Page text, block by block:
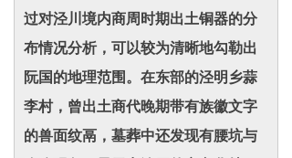
过对泾川境内商周时期出土铜器的分
布情况分析，可以较为清晰地勾勒出
阮国的地理范围。在东部的泾明乡蒜
李村，曾出土商代晚期带有族徽文字
的兽面纹鬲，墓葬中还发现有腰坑与